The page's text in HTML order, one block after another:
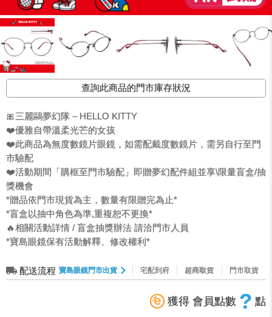
查詢此商品的門市庫存狀況
🎀三麗鷗夢幻隊 – HELLO KITTY
❤️優雅自帶溫柔光芒的女孩
❤️此商品為無度數鏡片眼鏡，如需配戴度數鏡片，需另自行至門
市驗配
❤️活動期間「購框至門市驗配」即贈夢幻配件組並享\限量盲盒/抽
獎機會
*贈品依門市現貨為主，數量有限贈完為止*
*盲盒以抽中角色為準,重複恕不更換*
🔥相關活動詳情 / 盲盒抽獎辦法 請洽門市人員
*寶島眼鏡保有活動解釋、修改權利*
配送流程 寶島眼鏡門市出貨 宅配到府 超商取貨 門市取貨
獲得 會員點數 ? 點